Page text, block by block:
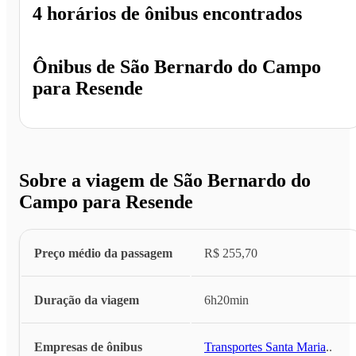
Ônibus de São Bernardo do Campo
para Resende
4 horários de ônibus encontrados
Sobre a viagem de São Bernardo do
Campo para Resende
Preço médio da passagem R$ 255,70
Duração da viagem 6h20min
Empresas de ônibus Transportes Santa Maria...